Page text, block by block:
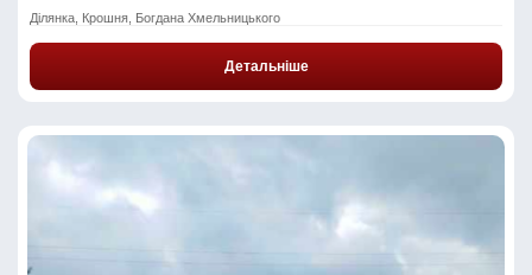
Ділянка, Крошня, Богдана Хмельницького
Детальніше